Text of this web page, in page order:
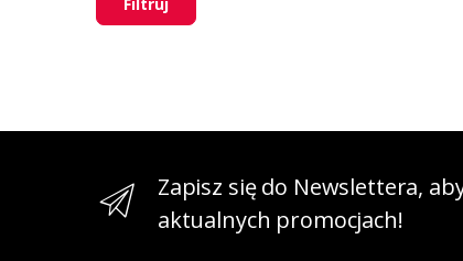
Zapisz się do Newslettera,
aktualnych promocjach!